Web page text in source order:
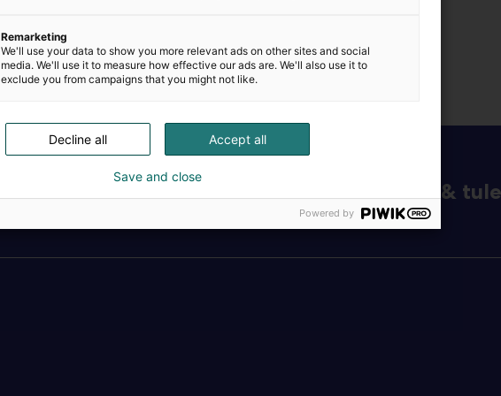
Täällä teollisuus, teknologia &
Remarketing
We'll use your data to show you more relevant ads on other sites and social
media. We'll use it to measure how effective our ads are. We'll also use it to
exclude you from campaigns that you might not like.
Accept all
Decline all
Save and close
Powered by